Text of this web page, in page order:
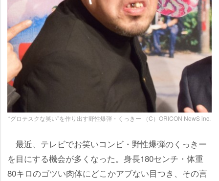
“グロテスクな笑い”を作り出す野性爆弾・くっきー （C）ORICON NewS inc.
最近、テレビでお笑いコンビ・野性爆弾のくっきー
を目にする機会が多くなった。身長180センチ・体重
80キロのゴツい肉体にどこかアブない目つき、その言